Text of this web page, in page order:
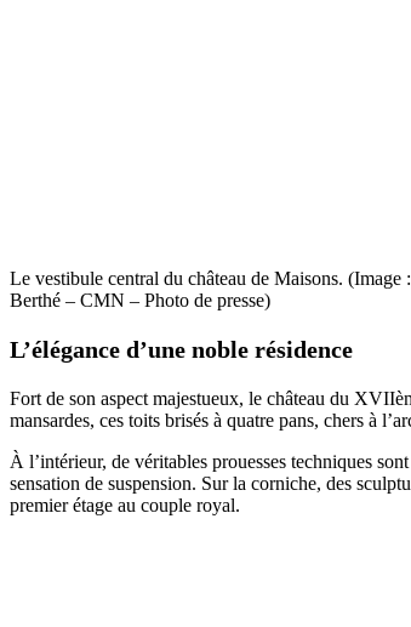
Le vestibule central du château de Maisons.
Berthé – CMN – Photo de presse)
L’élégance d’une noble résidence
Fort de son aspect majestueux, le château du
mansardes, ces toits brisés à quatre pans, chers à
À l’intérieur, de véritables prouesses techniques
sensation de suspension. Sur la corniche, des
premier étage au couple royal.